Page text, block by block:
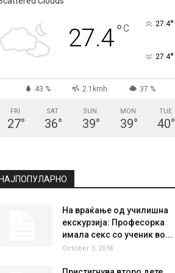
27.4°C 27.4°
27.4°
43 % 2.1kmh 37 %
FRI
27°
SAT
36°
SUN
39°
MON
39°
TUE
40°
На враќање од училишна
екскурзија: Професорка
имала секс со ученик во...
October 3, 2018